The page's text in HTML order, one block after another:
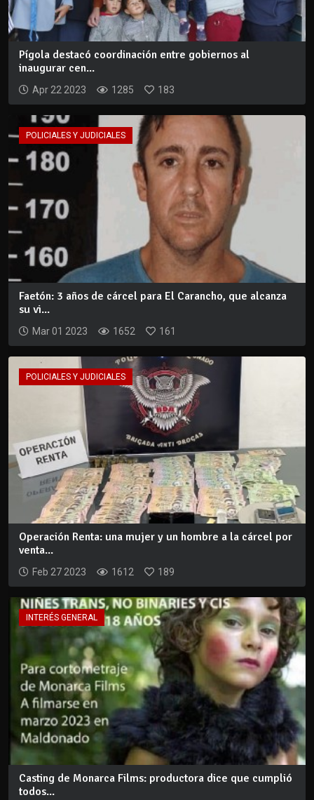
Pígola destacó coordinación entre gobiernos al
inaugurar cen...
Apr 22 2023 1285 183
POLICIALES Y JUDICIALES
Faetón: 3 años de cárcel para El Carancho, que alcanza
su vi...
Mar 01 2023 1652 161
POLICIALES Y JUDICIALES
Operación Renta: una mujer y un hombre a la cárcel por
venta...
Feb 27 2023 1612 189
INTERÉS GENERAL
Casting de Monarca Films: productora dice que cumplió
todos...